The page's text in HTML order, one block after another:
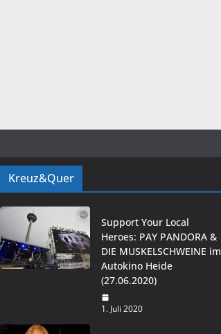
Kreuz&Quer
Support Your Local
Heroes: PAY PANDORA &
DIE MUSKELSCHWEINE im
Autokino Heide
(27.06.2020)
1. Juli 2020